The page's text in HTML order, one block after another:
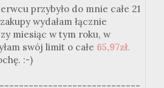
przybyło do mnie całe 21
wydałam łącznie
miesiąc w tym roku, w
swój limit o całe 65,97zł.
:-)